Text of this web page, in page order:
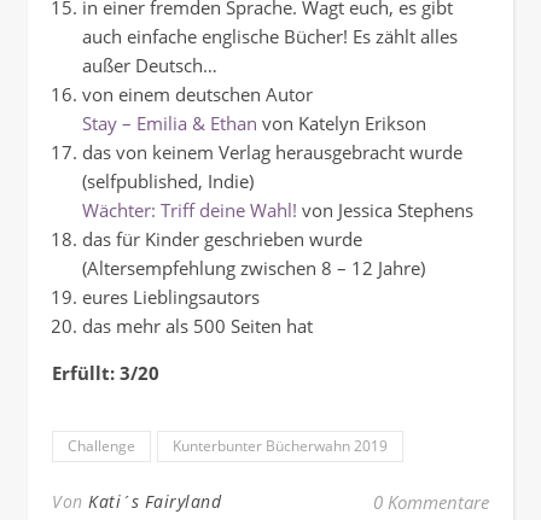
in einer fremden Sprache. Wagt euch, es gibt
auch einfache englische Bücher! Es zählt alles
außer Deutsch…
von einem deutschen Autor
Stay – Emilia & Ethan von Katelyn Erikson
das von keinem Verlag herausgebracht wurde
(selfpublished, Indie)
Wächter: Triff deine Wahl! von Jessica Stephens
das für Kinder geschrieben wurde
(Altersempfehlung zwischen 8 – 12 Jahre)
eures Lieblingsautors
das mehr als 500 Seiten hat
Erfüllt: 3/20
Challenge Kunterbunter Bücherwahn 2019
Von Kati´s Fairyland 0 Kommentare